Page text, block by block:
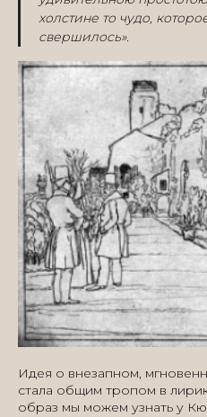
холстине то чудо,
свершилось».
Идея о внезапном,
стала общим тропом в
образ мы можем узнать у